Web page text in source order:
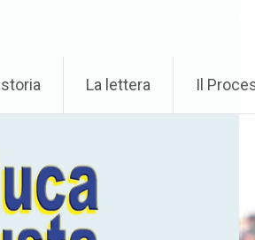
La lettera Il